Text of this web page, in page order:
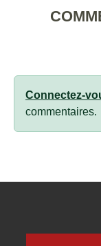
Connectez-
commentaires.